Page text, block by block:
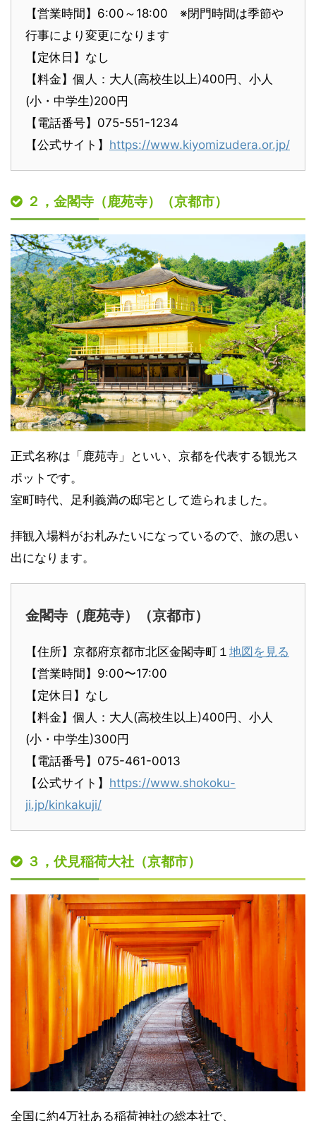
【営業時間】6:00～18:00 ※閉門時間は季節や
行事により変更になります
【定休日】なし
【料金】個人：大人(高校生以上)400円、小人
(小・中学生)200円
【電話番号】075-551-1234
【公式サイト】 https://www.kiyomizudera.or.jp/
２，金閣寺（鹿苑寺）（京都市）
正式名称は「鹿苑寺」といい、京都を代表する観光ス
ポットです。
室町時代、足利義満の邸宅として造られました。
拝観入場料がお札みたいになっているので、旅の思い
出になります。
金閣寺（鹿苑寺）（京都市）
【住所】京都府京都市北区金閣寺町１ 地図を見る
【営業時間】9:00〜17:00
【定休日】なし
【料金】個人：大人(高校生以上)400円、小人
(小・中学生)300円
【電話番号】075-461-0013
【公式サイト】 https://www.shokoku-
ji.jp/kinkakuji/
３，伏見稲荷大社（京都市）
全国に約4万社ある稲荷神社の総本社で、